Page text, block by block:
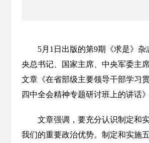
5月1日出版的第9期《求是》杂
央总书记、国家主席、中央军委主
文章《在省部级主要领导干部学习
四中全会精神专题研讨班上的讲话》
文章强调，要充分认识制定和实
我们的重要政治优势。制定和实施